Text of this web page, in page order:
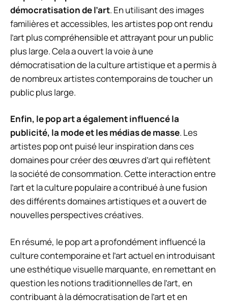
démocratisation de l’art. En utilisant des images
familières et accessibles, les artistes pop ont rendu
l’art plus compréhensible et attrayant pour un public
plus large. Cela a ouvert la voie à une
démocratisation de la culture artistique et a permis à
de nombreux artistes contemporains de toucher un
public plus large.
Enfin, le pop art a également influencé la
publicité, la mode et les médias de masse. Les
artistes pop ont puisé leur inspiration dans ces
domaines pour créer des œuvres d’art qui reflètent
la société de consommation. Cette interaction entre
l’art et la culture populaire a contribué à une fusion
des différents domaines artistiques et a ouvert de
nouvelles perspectives créatives.
En résumé, le pop art a profondément influencé la
culture contemporaine et l’art actuel en introduisant
une esthétique visuelle marquante, en remettant en
question les notions traditionnelles de l’art, en
contribuant à la démocratisation de l’art et en